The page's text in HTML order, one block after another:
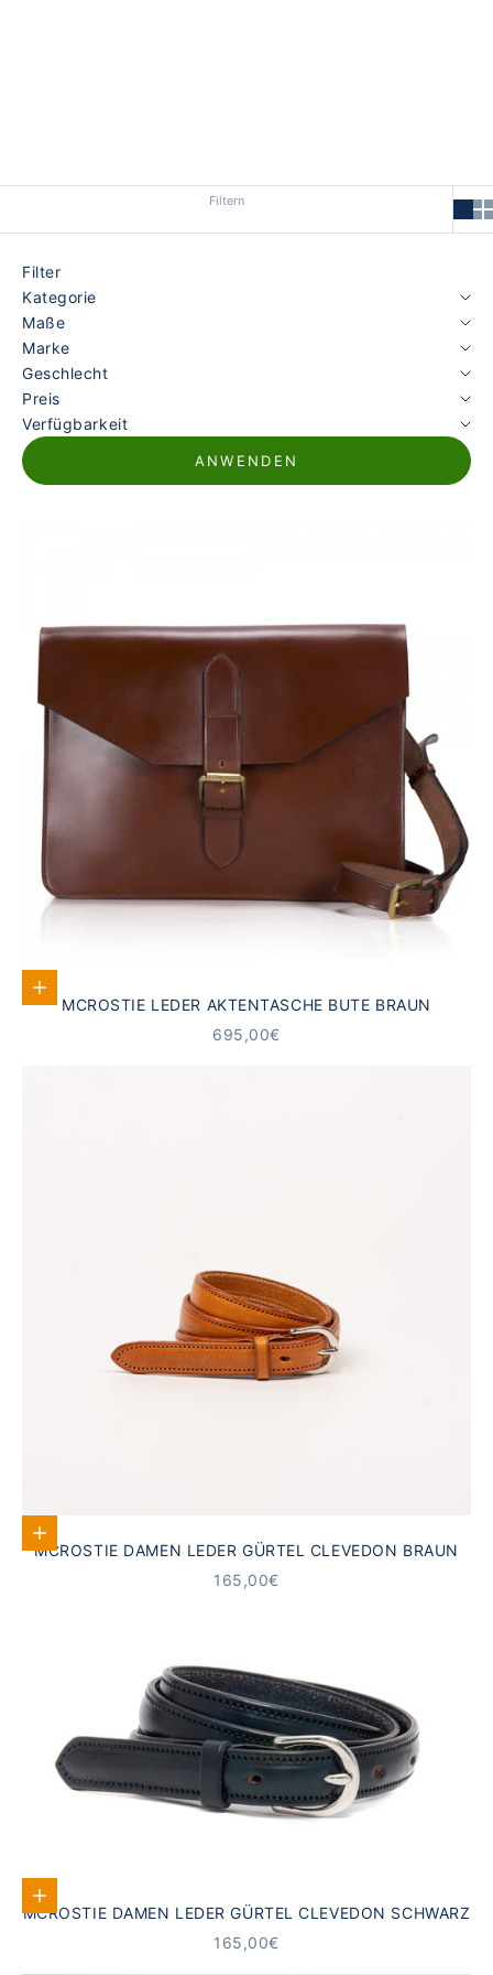
Filtern
Filter
Kategorie
Maße
Marke
Geschlecht
Preis
Verfügbarkeit
ANWENDEN
In den Warenkorb
MCROSTIE LEDER AKTENTASCHE BUTE BRAUN
ANGEBOT
695,00€
Optionen auswählen
MCROSTIE DAMEN LEDER GÜRTEL CLEVEDON BRAUN
ANGEBOT
165,00€
Optionen auswählen
MCROSTIE DAMEN LEDER GÜRTEL CLEVEDON SCHWARZ
ANGEBOT
165,00€